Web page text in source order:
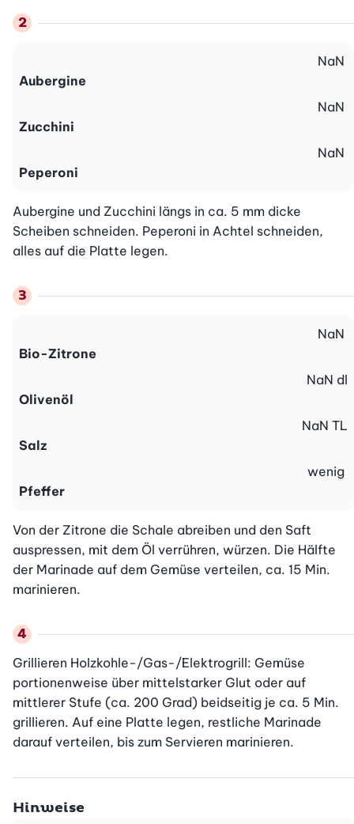
Aubergine
NaN
Zucchini
NaN
Peperoni
NaN
Aubergine und Zucchini längs in ca. 5 mm dicke
Scheiben schneiden. Peperoni in Achtel schneiden,
alles auf die Platte legen.
Bio-Zitrone
NaN
Olivenöl
NaN dl
Salz
NaN TL
Pfeffer
wenig
Von der Zitrone die Schale abreiben und den Saft
auspressen, mit dem Öl verrühren, würzen. Die Hälfte
der Marinade auf dem Gemüse verteilen, ca. 15 Min.
marinieren.
Grillieren Holzkohle-/Gas-/Elektrogrill: Gemüse
portionenweise über mittelstarker Glut oder auf
mittlerer Stufe (ca. 200 Grad) beidseitig je ca. 5 Min.
grillieren. Auf eine Platte legen, restliche Marinade
darauf verteilen, bis zum Servieren marinieren.
Hinweise